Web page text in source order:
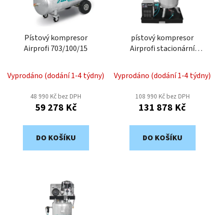
k
Pístový kompresor
Airprofi 703/100/15
Vyprodáno (dodání 1-4 týdny)
48 990 Kč bez DPH
59 278 Kč
DO KOŠÍKU
pístový kompresor
Airprofi stacionární
2024812KK
Vyprodáno (dodání 1-4 týdny)
108 990 Kč bez DPH
131 878 Kč
DO KOŠÍKU